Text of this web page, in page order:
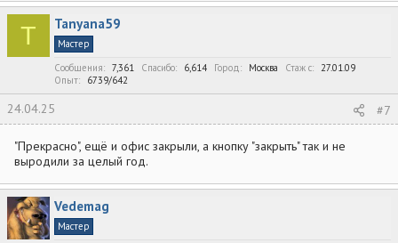
к
ц
T Tanyana59
Мастер
Сообщения
7,361 Спасибо 6,614 Город Москва Стаж c
27.01.09
Опыт
6739/642
24.04.25 #7
"Прекрасно", ещё и офис закрыли, а кнопку "закрыть" так и не
выродили за целый год.
Vedemag
Мастер